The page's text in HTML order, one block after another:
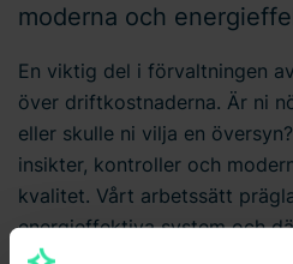
moderna och
En viktig del i förvaltningen
över driftkostnaderna. Är ni
eller skulle ni vilja en
insikter, kontroller och
kvalitet. Vårt arbetssätt
energieffektiva system och
sänka din energianvändning